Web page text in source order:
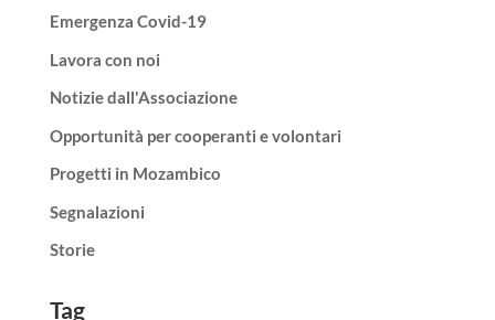
Emergenza Covid-19
Lavora con noi
Notizie dall'Associazione
Opportunità per cooperanti e volontari
Progetti in Mozambico
Segnalazioni
Storie
Tag